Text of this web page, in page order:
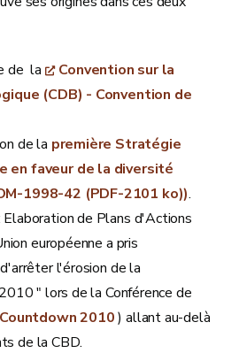
de la
Convention sur la
(CDB) - Convention de
de la première Stratégie
en faveur de la diversité
1998-42 (PDF-2101 ko)).
de Plans d'Actions
européenne a pris
l'érosion de la
" lors de la Conférence de
Countdown 2010) allant au-delà
de la CBD.